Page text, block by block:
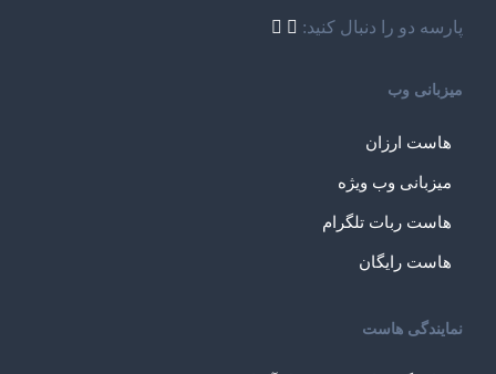
پارسه دو را دنبال کنید:
میزبانی وب
هاست ارزان
میزبانی وب ویژه
هاست ربات تلگرام
هاست رایگان
نمایندگی هاست